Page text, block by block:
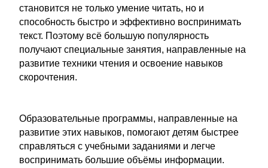
становится не только умение читать, но и
способность быстро и эффективно воспринимать
текст. Поэтому всё большую популярность
получают специальные занятия, направленные на
развитие техники чтения и освоение навыков
скорочтения.
Образовательные программы, направленные на
развитие этих навыков, помогают детям быстрее
справляться с учебными заданиями и легче
воспринимать большие объёмы информации.